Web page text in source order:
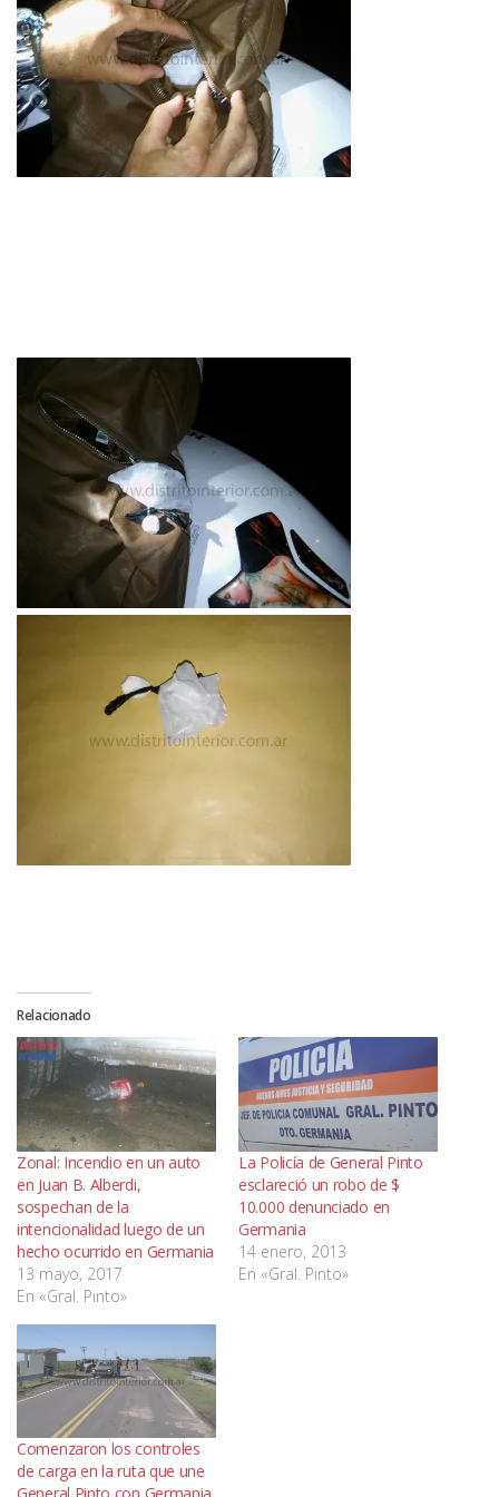
Relacionado
Zonal: Incendio en un auto
en Juan B. Alberdi,
sospechan de la
intencionalidad luego de un
hecho ocurrido en Germania
13 mayo, 2017
En «Gral. Pinto»
La Policía de General Pinto
esclareció un robo de $
10.000 denunciado en
Germania
14 enero, 2013
En «Gral. Pinto»
Comenzaron los controles
de carga en la ruta que une